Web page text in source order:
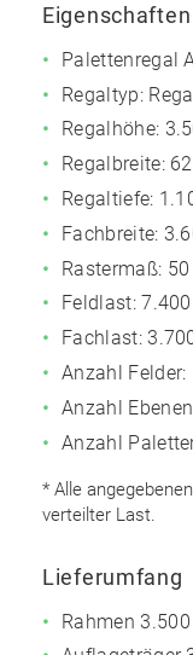
Eigenschaften
Palettenregal
Regaltyp:
Regalhöhe:
Regalbreite:
Regaltiefe:
Fachbreite:
Rastermaß:
Feldlast:
Fachlast:
Anzahl Felder:
Anzahl
Anzahl
* Alle
verteilter Last.
Lieferumfang
Rahmen